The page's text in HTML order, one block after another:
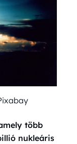
több
nukleáris